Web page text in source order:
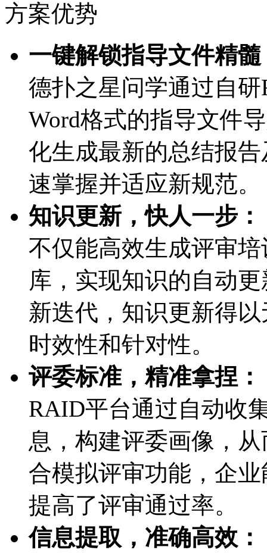
方案优势
一键解锁指导文件精髓
德扑之星问学通过自
Word格式的指导文件
化生成最新的总结报
速掌握并适应新规范。
知识更新，快人一步：
不仅能高效生成评审
库，实现知识的自动
新迭代，知识更新得
时效性和针对性。
评委标准，精准拿捏：
RAID平台通过自动收
息，构建评委画像，
合模拟评审功能，企
提高了评审通过率。
信息提取，准确高效：